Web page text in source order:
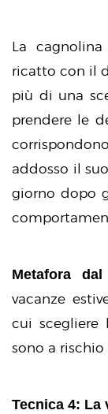
La
ricatto con il
più di una
prendere le
addosso il
giorno dopo
Metafora
vacanze
cui scegliere
sono a
Tecnica 4: La